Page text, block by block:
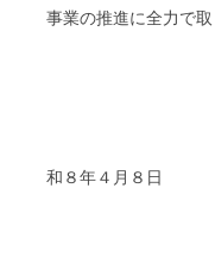
事業の推進に全力で取
和８年４月８日